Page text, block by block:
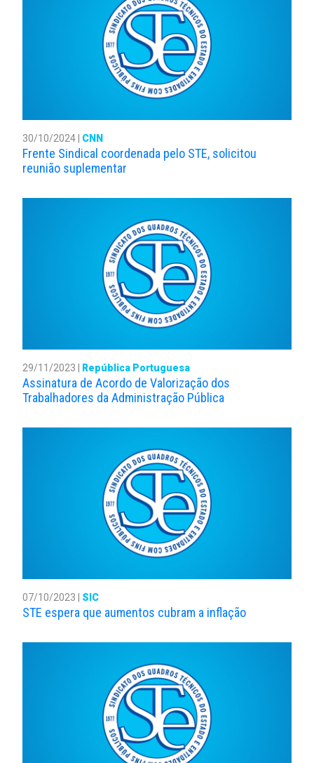
30/10/2024 | CNN
Frente Sindical coordenada pelo STE, solicitou
reunião suplementar
29/11/2023 | República Portuguesa
Assinatura de Acordo de Valorização dos
Trabalhadores da Administração Pública
07/10/2023 | SIC
STE espera que aumentos cubram a inflação